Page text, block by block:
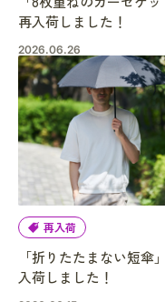
再入荷しました！
2026.06.26
再入荷
「折りたたまない短傘
入荷しました！